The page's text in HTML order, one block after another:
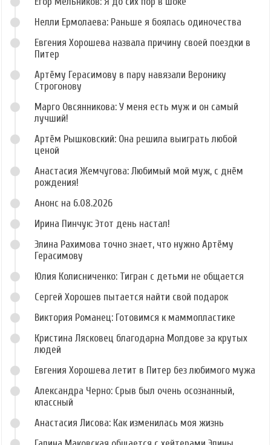
Нелли Ермолаева: Раньше я боялась одиночества
Евгения Хорошева назвала причину своей поездки в
Питер
Артёму Герасимову в пару навязали Веронику
Строгонову
Марго Овсянникова: У меня есть муж и он самый
лучший!
Артём Рышковский: Она решила выиграть любой
ценой
Анастасия Жемчугова: Любимый мой муж, с днём
рождения!
Анонс на 6.08.2026
Ирина Пинчук: Этот день настал!
Элина Рахимова точно знает, что нужно Артёму
Герасимову
Юлия Колисниченко: Тигран с детьми не общается
Сергей Хорошев пытается найти свой подарок
Виктория Романец: Готовимся к маммопластике
Кристина Лясковец благодарна Молдове за крутых
людей
Евгения Хорошева летит в Питер без любимого мужа
Александра Черно: Срыв был очень осознанный,
классный
Анастасия Лисова: Как изменилась моя жизнь